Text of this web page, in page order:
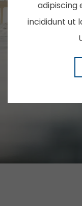
adipiscing
incididunt ut